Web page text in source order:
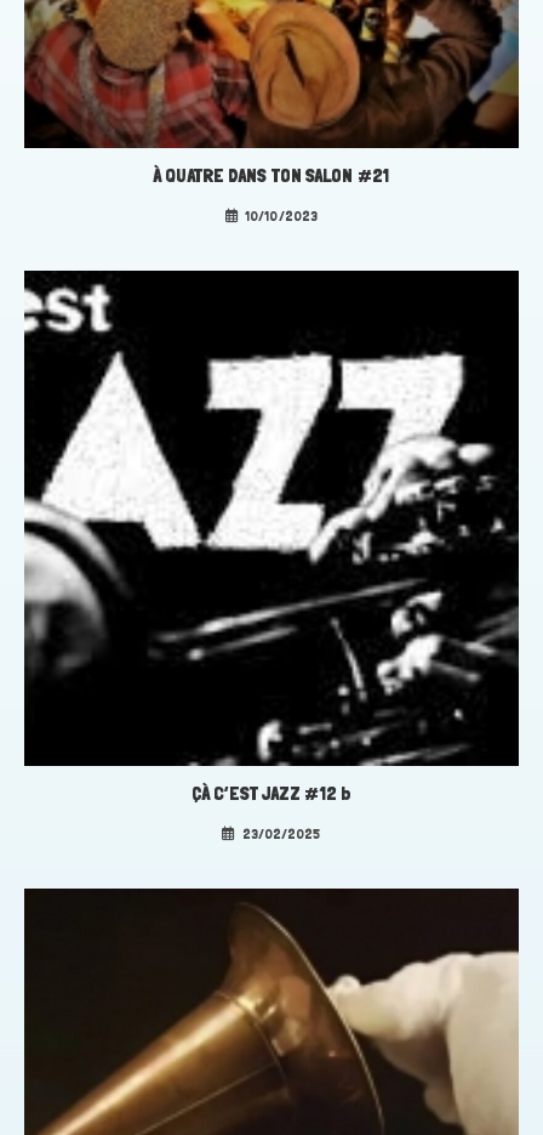
À QUATRE DANS TON SALON #21
10/10/2023
ÇÀ C’EST JAZZ #12 b
23/02/2025